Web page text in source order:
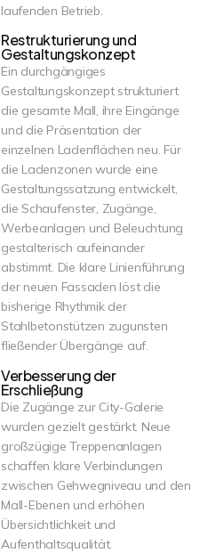
laufenden Betrieb.
Restrukturierung und
Gestaltungskonzept
Ein durchgängiges
Gestaltungskonzept strukturiert
die gesamte Mall, ihre Eingänge
und die Präsentation der
einzelnen Ladenflächen neu. Für
die Ladenzonen wurde eine
Gestaltungssatzung entwickelt,
die Schaufenster, Zugänge,
Werbeanlagen und Beleuchtung
gestalterisch aufeinander
abstimmt. Die klare Linienführung
der neuen Fassaden löst die
bisherige Rhythmik der
Stahlbetonstützen zugunsten
fließender Übergänge auf.
Verbesserung der
Erschließung
Die Zugänge zur City-Galerie
wurden gezielt gestärkt. Neue
großzügige Treppenanlagen
schaffen klare Verbindungen
zwischen Gehwegniveau und den
Mall-Ebenen und erhöhen
Übersichtlichkeit und
Aufenthaltsqualität.